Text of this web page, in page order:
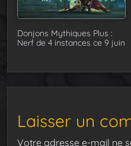
Donjons Mythiques Plus :
Nerf de 4 instances ce 9 juin
Laisser un
Votre adresse e-mail ne